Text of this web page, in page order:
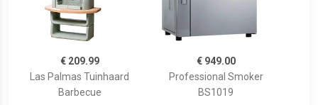
€ 209.99
Las Palmas Tuinhaard
Barbecue
€ 949.00
Professional Smoker
BS1019